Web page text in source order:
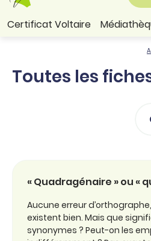
Certificat Voltaire
Toutes les
« Quadragénaire » ou «
Aucune erreur
existent bien. Mais que
synonymes ? Peut-on les